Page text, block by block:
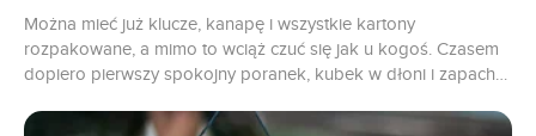
Można mieć już klucze, kanapę i wszystkie kartony
rozpakowane, a mimo to wciąż czuć się jak u kogoś. Czasem
dopiero pierwszy spokojny poranek, kubek w dłoni i zapach
zaczyna być naprawdę własne. I wygląda na to, że nie jest to